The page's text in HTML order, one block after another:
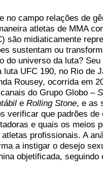
no campo relações de
atletas de MMA
são midiaticamente
sustentam ou
do universo da luta?
luta UFC 190, no Rio de
Rousey, ocorrida em
do Grupo Globo –
e Rolling Stone, e as
verificar que padrões
e quais os meios
profissionais. A
a instigar o desejo
objetificada, seguindo